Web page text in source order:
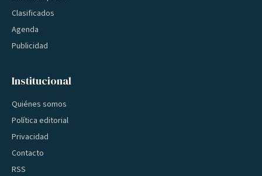
Clasificados
Agenda
Publicidad
Institucional
Quiénes somos
Política editorial
Privacidad
Contacto
RSS